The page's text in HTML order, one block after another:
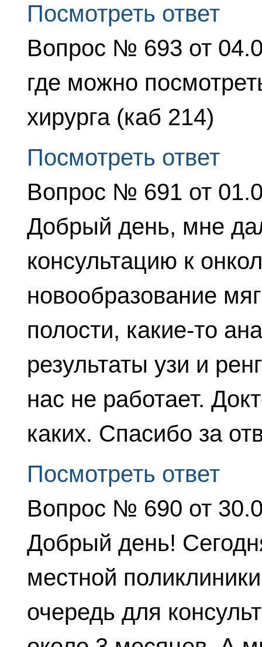
Посмотреть ответ
Вопрос № 693 от
где можно
хирурга (каб 214)
Посмотреть ответ
Вопрос № 691 от
Добрый день, мне
консультацию к
новообразование
полости, какие-то
результаты узи и
нас не работает.
каких. Спасибо за
Посмотреть ответ
Вопрос № 690 от
Добрый день!
местной
очередь для